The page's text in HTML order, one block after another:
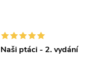
Naši ptáci - 2. vydání